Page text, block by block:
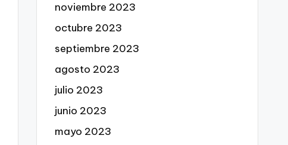
noviembre 2023
octubre 2023
septiembre 2023
agosto 2023
julio 2023
junio 2023
mayo 2023